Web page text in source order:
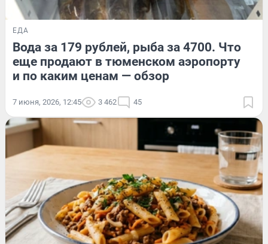
ЕДА
Вода за 179 рублей, рыба за 4700. Что
еще продают в тюменском аэропорту
и по каким ценам — обзор
7 июня, 2026, 12:45 3 462 45